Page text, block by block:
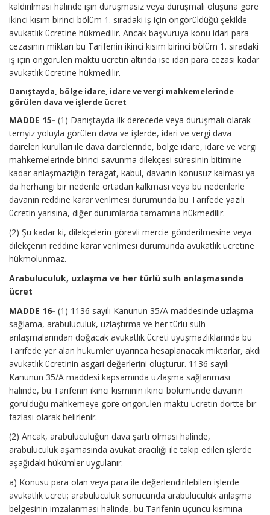
kaldırılması halinde işin duruşmasız veya duruşmalı oluşuna göre
ikinci kısım birinci bölüm 1. sıradaki iş için öngörüldüğü şekilde
avukatlık ücretine hükmedilir. Ancak başvuruya konu idari para
cezasının miktarı bu Tarifenin ikinci kısım birinci bölüm 1. sıradaki
iş için öngörülen maktu ücretin altında ise idari para cezası kadar
avukatlık ücretine hükmedilir.
Danıştayda, bölge idare, idare ve vergi mahkemelerinde
görülen dava ve işlerde ücret
MADDE 15- (1) Danıştayda ilk derecede veya duruşmalı olarak
temyiz yoluyla görülen dava ve işlerde, idari ve vergi dava
daireleri kurulları ile dava dairelerinde, bölge idare, idare ve vergi
mahkemelerinde birinci savunma dilekçesi süresinin bitimine
kadar anlaşmazlığın feragat, kabul, davanın konusuz kalması ya
da herhangi bir nedenle ortadan kalkması veya bu nedenlerle
davanın reddine karar verilmesi durumunda bu Tarifede yazılı
ücretin yarısına, diğer durumlarda tamamına hükmedilir.
(2) Şu kadar ki, dilekçelerin görevli mercie gönderilmesine veya
dilekçenin reddine karar verilmesi durumunda avukatlık ücretine
hükmolunmaz.
Arabuluculuk, uzlaşma ve her türlü sulh anlaşmasında
ücret
MADDE 16- (1) 1136 sayılı Kanunun 35/A maddesinde uzlaşma
sağlama, arabuluculuk, uzlaştırma ve her türlü sulh
anlaşmalarından doğacak avukatlık ücreti uyuşmazlıklarında bu
Tarifede yer alan hükümler uyarınca hesaplanacak miktarlar, akdi
avukatlık ücretinin asgari değerlerini oluşturur. 1136 sayılı
Kanunun 35/A maddesi kapsamında uzlaşma sağlanması
halinde, bu Tarifenin ikinci kısmının ikinci bölümünde davanın
görüldüğü mahkemeye göre öngörülen maktu ücretin dörtte bir
fazlası olarak belirlenir.
(2) Ancak, arabuluculuğun dava şartı olması halinde,
arabuluculuk aşamasında avukat aracılığı ile takip edilen işlerde
aşağıdaki hükümler uygulanır:
a) Konusu para olan veya para ile değerlendirilebilen işlerde
avukatlık ücreti; arabuluculuk sonucunda arabuluculuk anlaşma
belgesinin imzalanması halinde, bu Tarifenin üçüncü kısmına